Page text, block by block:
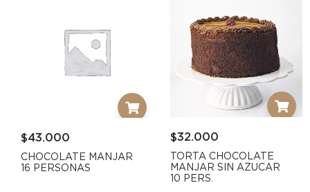
$43.000
CHOCOLATE MANJAR
16 PERSONAS
$32.000
TORTA CHOCOLATE
MANJAR SIN AZUCAR
10 PERS.